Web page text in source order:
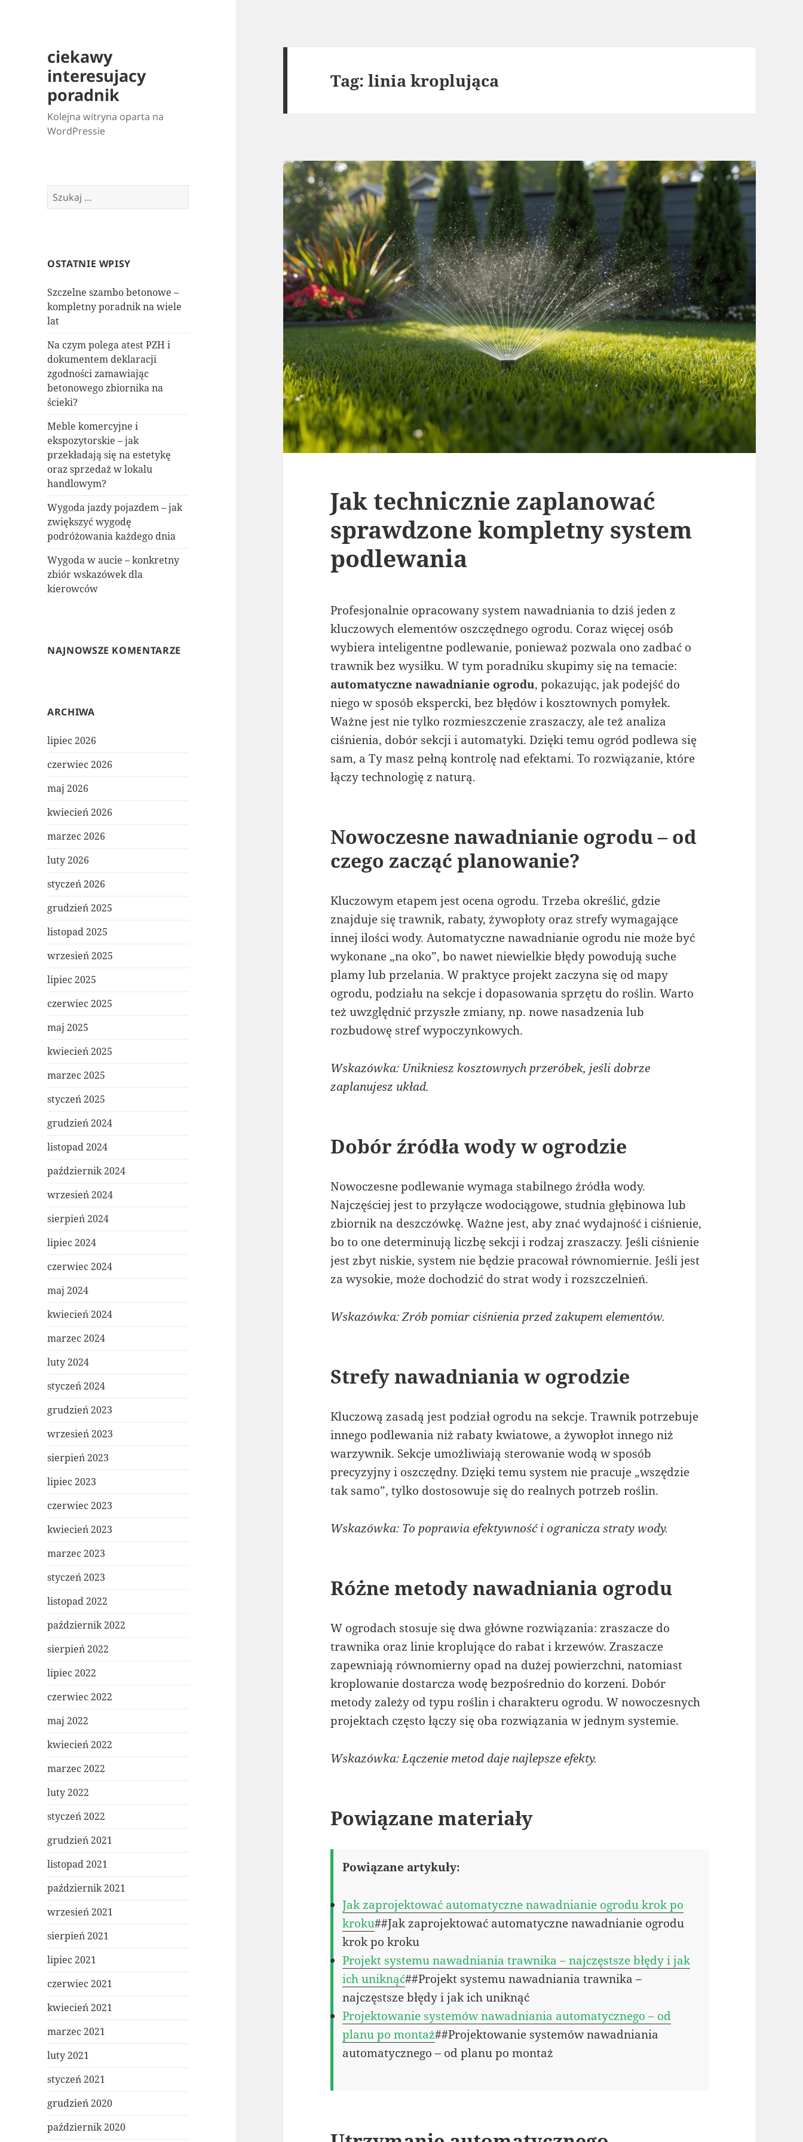
ciekawy
interesujacy
poradnik
Kolejna witryna oparta na
WordPressie
Szukaj:
OSTATNIE WPISY
Szczelne szambo betonowe –
kompletny poradnik na wiele
lat
Na czym polega atest PZH i
dokumentem deklaracji
zgodności zamawiając
betonowego zbiornika na
ścieki?
Meble komercyjne i
ekspozytorskie – jak
przekładają się na estetykę
oraz sprzedaż w lokalu
handlowym?
Wygoda jazdy pojazdem – jak
zwiększyć wygodę
podróżowania każdego dnia
Wygoda w aucie – konkretny
zbiór wskazówek dla
kierowców
NAJNOWSZE KOMENTARZE
ARCHIWA
lipiec 2026
czerwiec 2026
maj 2026
kwiecień 2026
marzec 2026
luty 2026
styczeń 2026
grudzień 2025
listopad 2025
wrzesień 2025
lipiec 2025
czerwiec 2025
maj 2025
kwiecień 2025
marzec 2025
styczeń 2025
grudzień 2024
listopad 2024
październik 2024
wrzesień 2024
sierpień 2024
lipiec 2024
czerwiec 2024
maj 2024
kwiecień 2024
marzec 2024
luty 2024
styczeń 2024
grudzień 2023
wrzesień 2023
sierpień 2023
lipiec 2023
czerwiec 2023
kwiecień 2023
marzec 2023
styczeń 2023
listopad 2022
październik 2022
sierpień 2022
lipiec 2022
czerwiec 2022
maj 2022
kwiecień 2022
marzec 2022
luty 2022
styczeń 2022
grudzień 2021
listopad 2021
październik 2021
wrzesień 2021
sierpień 2021
lipiec 2021
czerwiec 2021
kwiecień 2021
marzec 2021
luty 2021
styczeń 2021
grudzień 2020
październik 2020
Tag:linia kroplująca
Jak technicznie zaplanować
sprawdzone kompletny system
podlewania
Profesjonalnie opracowany system nawadniania to dziś jeden z
kluczowych elementów oszczędnego ogrodu. Coraz więcej osób
wybiera inteligentne podlewanie, ponieważ pozwala ono zadbać o
trawnik bez wysiłku. W tym poradniku skupimy się na temacie:
automatyczne nawadnianie ogrodu, pokazując, jak podejść do
niego w sposób ekspercki, bez błędów i kosztownych pomyłek.
Ważne jest nie tylko rozmieszczenie zraszaczy, ale też analiza
ciśnienia, dobór sekcji i automatyki. Dzięki temu ogród podlewa się
sam, a Ty masz pełną kontrolę nad efektami. To rozwiązanie, które
łączy technologię z naturą.
Nowoczesne nawadnianie ogrodu – od
czego zacząć planowanie?
Kluczowym etapem jest ocena ogrodu. Trzeba określić, gdzie
znajduje się trawnik, rabaty, żywopłoty oraz strefy wymagające
innej ilości wody. Automatyczne nawadnianie ogrodu nie może być
wykonane „na oko”, bo nawet niewielkie błędy powodują suche
plamy lub przelania. W praktyce projekt zaczyna się od mapy
ogrodu, podziału na sekcje i dopasowania sprzętu do roślin. Warto
też uwzględnić przyszłe zmiany, np. nowe nasadzenia lub
rozbudowę stref wypoczynkowych.
Wskazówka: Unikniesz kosztownych przeróbek, jeśli dobrze
zaplanujesz układ.
Dobór źródła wody w ogrodzie
Nowoczesne podlewanie wymaga stabilnego źródła wody.
Najczęściej jest to przyłącze wodociągowe, studnia głębinowa lub
zbiornik na deszczówkę. Ważne jest, aby znać wydajność i ciśnienie,
bo to one determinują liczbę sekcji i rodzaj zraszaczy. Jeśli ciśnienie
jest zbyt niskie, system nie będzie pracował równomiernie. Jeśli jest
za wysokie, może dochodzić do strat wody i rozszczelnień.
Wskazówka: Zrób pomiar ciśnienia przed zakupem elementów.
Strefy nawadniania w ogrodzie
Kluczową zasadą jest podział ogrodu na sekcje. Trawnik potrzebuje
innego podlewania niż rabaty kwiatowe, a żywopłot innego niż
warzywnik. Sekcje umożliwiają sterowanie wodą w sposób
precyzyjny i oszczędny. Dzięki temu system nie pracuje „wszędzie
tak samo”, tylko dostosowuje się do realnych potrzeb roślin.
Wskazówka: To poprawia efektywność i ogranicza straty wody.
Różne metody nawadniania ogrodu
W ogrodach stosuje się dwa główne rozwiązania: zraszacze do
trawnika oraz linie kroplujące do rabat i krzewów. Zraszacze
zapewniają równomierny opad na dużej powierzchni, natomiast
kroplowanie dostarcza wodę bezpośrednio do korzeni. Dobór
metody zależy od typu roślin i charakteru ogrodu. W nowoczesnych
projektach często łączy się oba rozwiązania w jednym systemie.
Wskazówka: Łączenie metod daje najlepsze efekty.
Powiązane materiały
Powiązane artykuły:
Jak zaprojektować automatyczne nawadnianie ogrodu krok po
kroku##Jak zaprojektować automatyczne nawadnianie ogrodu
krok po kroku
Projekt systemu nawadniania trawnika – najczęstsze błędy i jak
ich uniknąć##Projekt systemu nawadniania trawnika –
najczęstsze błędy i jak ich uniknąć
Projektowanie systemów nawadniania automatycznego – od
planu po montaż##Projektowanie systemów nawadniania
automatycznego – od planu po montaż